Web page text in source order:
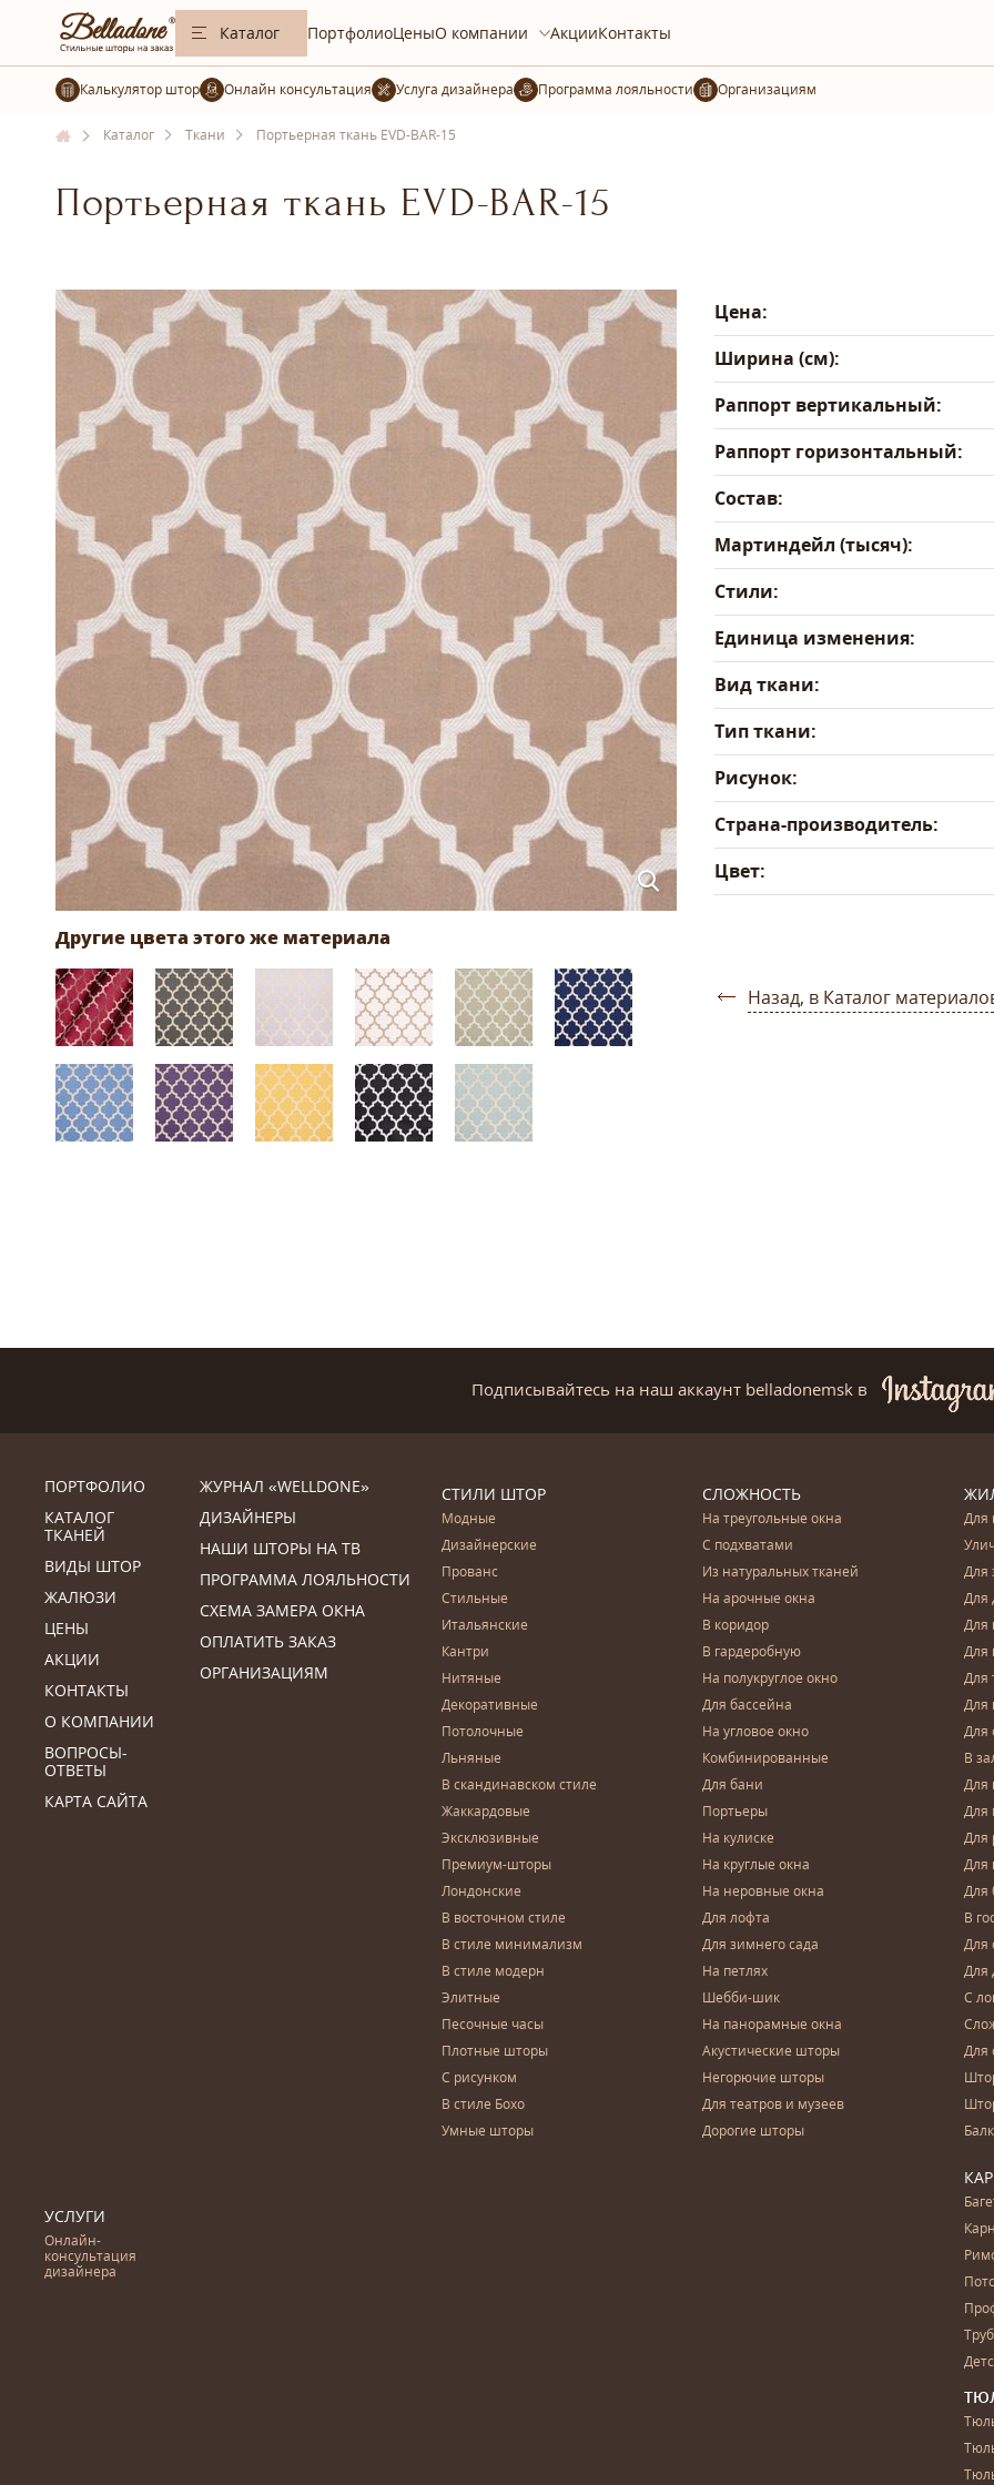
Каталог ПортфолиоЦеныО компании АкцииКонтакты
Калькулятор штор Услуга дизайнера Организациям
Каталог Ткани Портьерная ткань EVD-BAR-15
Портьерная ткань EVD-BAR-15
Цена:
Ширина (см):
Раппорт вертикальный:
Раппорт горизонтальный:
Состав:
Мартиндейл (тысяч):
Стили:
Единица изменения:
Вид ткани:
Тип ткани:
Рисунок:
Страна-производитель:
Цвет:
Назад, в Каталог
Подписывайтесь на наш аккаунт belladonemsk в
ПОРТФОЛИО
КАТАЛОГ
ТКАНЕЙ
ВИДЫ ШТОР
ЖАЛЮЗИ
ЦЕНЫ
АКЦИИ
КОНТАКТЫ
О КОМПАНИИ
ВОПРОСЫ-
ОТВЕТЫ
КАРТА САЙТА
ЖУРНАЛ «WELLDONE»
ДИЗАЙНЕРЫ
НАШИ ШТОРЫ НА ТВ
ПРОГРАММА ЛОЯЛЬНОСТИ
СХЕМА ЗАМЕРА ОКНА
ОПЛАТИТЬ ЗАКАЗ
ОРГАНИЗАЦИЯМ
УСЛУГИ
Онлайн-
консультация
дизайнера
СТИЛИ ШТОР
Модные
Дизайнерские
Прованс
Стильные
Итальянские
Кантри
Нитяные
Декоративные
Потолочные
Льняные
В скандинавском стиле
Жаккардовые
Эксклюзивные
Премиум-шторы
Лондонские
В восточном стиле
В стиле минимализм
В стиле модерн
Элитные
Песочные часы
Плотные шторы
С рисунком
В стиле Бохо
Умные шторы
СЛОЖНОСТЬ
На треугольные окна
С подхватами
Из натуральных тканей
На арочные окна
В коридор
В гардеробную
На полукруглое окно
Для бассейна
На угловое окно
Комбинированные
Для бани
Портьеры
На кулиске
На круглые окна
На неровные окна
Для лофта
Для зимнего сада
На петлях
Шебби-шик
На панорамные окна
Акустические шторы
Негорючие шторы
Для театров и музеев
Дорогие шторы
Для
Для
Для
Для
Для
Для
Для
Для
В
Для
Для
Для
Для
Для
В
Для
Для
С
Для